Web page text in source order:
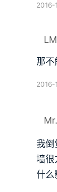
2016-
那不
2016-
我倒
墙很
什么